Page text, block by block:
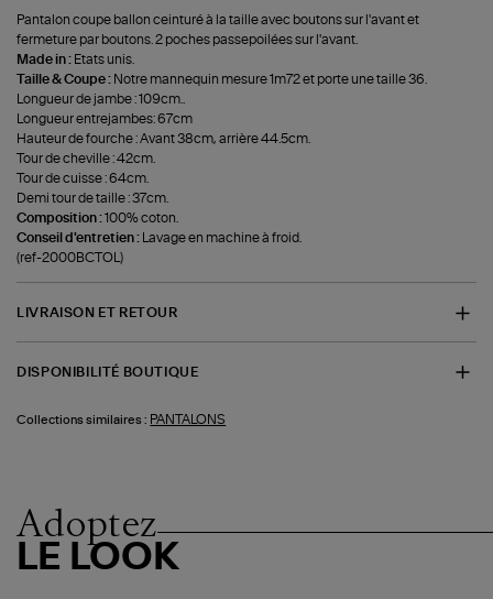
Pantalon coupe ballon ceinturé à la taille avec boutons sur l'avant et
fermeture par boutons. 2 poches passepoilées sur l'avant.
Made in : Etats unis.
Taille & Coupe : Notre mannequin mesure 1m72 et porte une taille 36.
Longueur de jambe : 109cm..
Longueur entrejambes: 67cm
Hauteur de fourche : Avant 38cm, arrière 44.5cm.
Tour de cheville : 42cm.
Tour de cuisse : 64cm.
Demi tour de taille : 37cm.
Composition :100% coton.
Conseil d'entretien : Lavage en machine à froid.
(ref-2000BCTOL)
LIVRAISON ET RETOUR
DISPONIBILITÉ BOUTIQUE
Collections similaires : PANTALONS
Adoptez
LE LOOK